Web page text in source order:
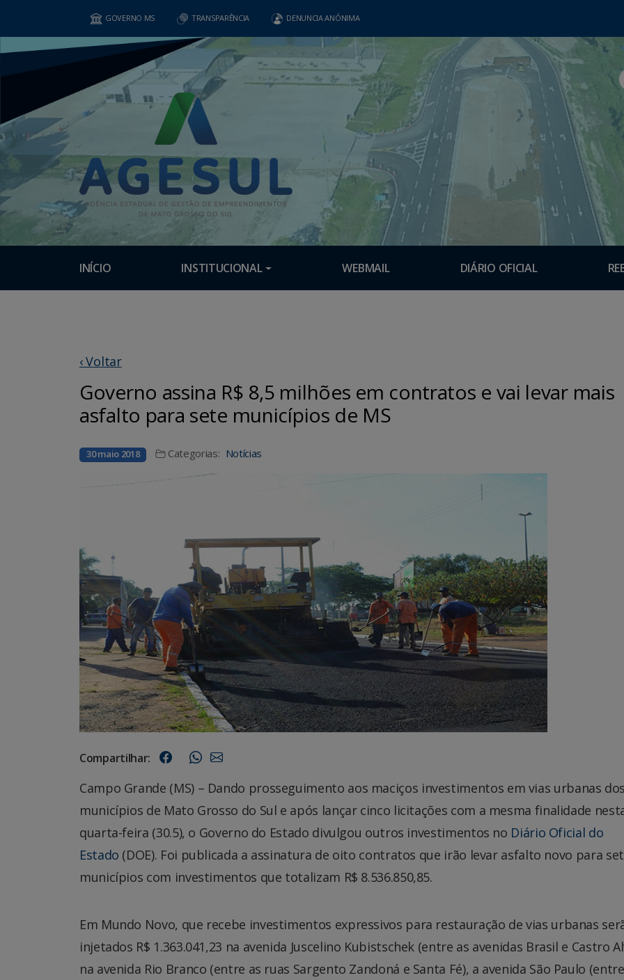
GOVERNO MS TRANSPARÊNCIA DENUNCIA ANÔNIMA
INÍCIO INSTITUCIONAL WEBMAIL DIÁRIO OFICIAL
‹ Voltar
Governo assina R$ 8,5 milhões em contratos e vai levar mais
asfalto para sete municípios de MS
30 maio 2018 Categorias: Notícias
Compartilhar:
Campo Grande (MS) – Dando prosseguimento aos maciços investimentos em vias urbanas
municípios de Mato Grosso do Sul e após lançar cinco licitações com a mesma finalidade
quarta-feira (30.5), o Governo do Estado divulgou outros investimentos no Diário Oficial do
Estado (DOE). Foi publicada a assinatura de oito contratos que irão levar asfalto novo para
municípios com investimentos que totalizam R$ 8.536.850,85.
Em Mundo Novo, que recebe investimentos expressivos para restauração de vias urbanas
injetados R$ 1.363.041,23 na avenida Juscelino Kubistschek (entre as avenidas Brasil e Castro
na avenida Rio Branco (entre as ruas Sargento Zandoná e Santa Fé), a avenida São Paulo